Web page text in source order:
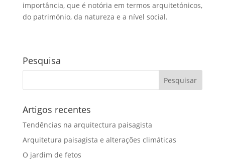
importância, que é notória em termos arquitetónicos,
do património, da natureza e a nível social.
Pesquisa
Artigos recentes
Tendências na arquitectura paisagista
Arquitetura paisagista e alterações climáticas
O jardim de fetos